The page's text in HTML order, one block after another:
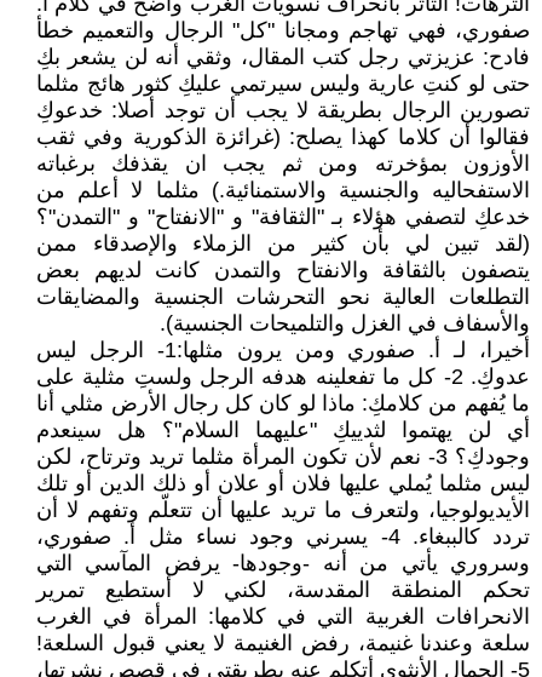
صفوري، فهي تهاجم ومجانا "كل" الرجال والتعميم خطأ
فادح: عزيزتي رجل كتب المقال، وثقي أنه لن يشعر بكِ
حتى لو كنتِ عارية وليس سيرتمي عليكِ كثور هائج مثلما
تصورين الرجال بطريقة لا يجب أن توجد أصلا: خدعوكِ
فقالوا أن كلاما كهذا يصلح: (غرائزة الذكورية وفي ثقب
الأوزون بمؤخرته ومن ثم يجب ان يقذفك برغباته
الاستفحاليه والجنسية والاستمنائية.) مثلما لا أعلم من
خدعكِ لتصفي هؤلاء بـ "الثقافة" و "الانفتاح" و "التمدن"؟
(لقد تبين لي بأن كثير من الزملاء والإصدقاء ممن
يتصفون بالثقافة والانفتاح والتمدن كانت لديهم بعض
التطلعات العالية نحو التحرشات الجنسية والمضايقات
والأسفاف في الغزل والتلميحات الجنسية).
أخيرا، لـ أ. صفوري ومن يرون مثلها:1- الرجل ليس
عدوكِ. 2- كل ما تفعلينه هدفه الرجل ولستِ مثلية على
ما يُفهم من كلامكِ: ماذا لو كان كل رجال الأرض مثلي أنا
أي لن يهتموا لثدييكِ "عليهما السلام"؟ هل سينعدم
وجودكِ؟ 3- نعم لأن تكون المرأة مثلما تريد وترتاح، لكن
ليس مثلما يُملي عليها فلان أو علان أو ذلك الدين أو تلك
الأيديولوجيا، ولتعرف ما تريد عليها أن تتعلّم وتفهم لا أن
تردد كالببغاء. 4- يسرني وجود نساء مثل أ. صفوري،
وسروري يأتي من أنه -وجودها- يرفض المآسي التي
تحكم المنطقة المقدسة، لكني لا أستطيع تمرير
الانحرافات الغربية التي في كلامها: المرأة في الغرب
سلعة وعندنا غنيمة، رفض الغنيمة لا يعني قبول السلعة!
5- الجمال الأنثوي أتكلم عنه بطريقتي في قصص نشرتها،